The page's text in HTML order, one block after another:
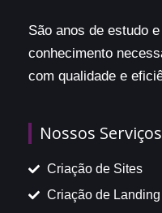
São anos de estudo
conhecimento
com qualidade e
Nossos Serviços
Criação de Sites
Criação de